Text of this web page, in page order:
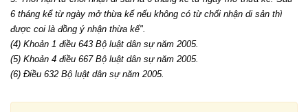
6 tháng kể từ ngày mở thừa kế nếu không có từ chối nhận di sản thì
được coi là đồng ý nhận thừa kế".
(4) Khoản 1 điều 643 Bộ luật dân sự năm 2005.
(5) Khoản 4 điều 667 Bộ luật dân sự năm 2005.
(6) Điều 632 Bộ luật dân sự năm 2005.